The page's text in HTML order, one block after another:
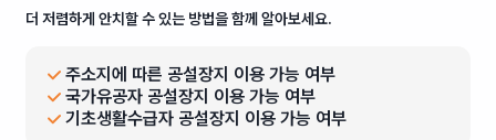
더 저렴하게 안치할 수 있는 방법을 함께 알아보세요.
주소지에 따른 공설장지 이용 가능 여부
국가유공자 공설장지 이용 가능 여부
기초생활수급자 공설장지 이용 가능 여부